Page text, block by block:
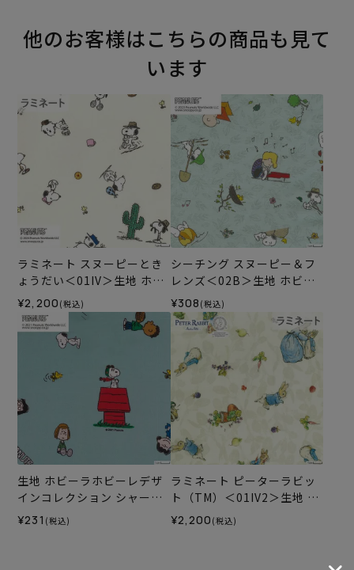
他のお客様はこちらの商品も見て
います
ラミネート スヌーピーとき
ょうだい＜01IV＞生地 ホビ
ーラホビーレデザインコレ
クション
¥2,200 (税込)
シーチング スヌーピー＆フ
レンズ＜02B＞生地 ホビー
ラホビーレデザインコレク
ション
¥308 (税込)
生地 ホビーラホビーレデザ
インコレクション シャーチ
ング スヌーピーと友達＜02
¥231 (税込)
ラミネート ピーターラビッ
ト（TM）＜01IV2＞生地 ホ
ビーラホビーレデザインコ
レクション
¥2,200 (税込)